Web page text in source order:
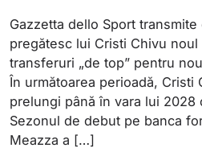
Gazzetta dello Sport
pregătesc lui Cristi Chivu
transferuri „de top” pentru
În următoarea perioadă, Cristi
prelungi până în vara lui 2028
Sezonul de debut pe banca
Meazza a […]